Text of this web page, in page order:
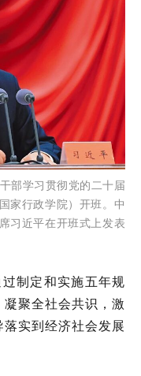
部学习贯彻党的二十届
家行政学院）开班。中
习近平在开班式上发表
过制定和实施五年规
聚全社会共识，激
实到经济社会发展